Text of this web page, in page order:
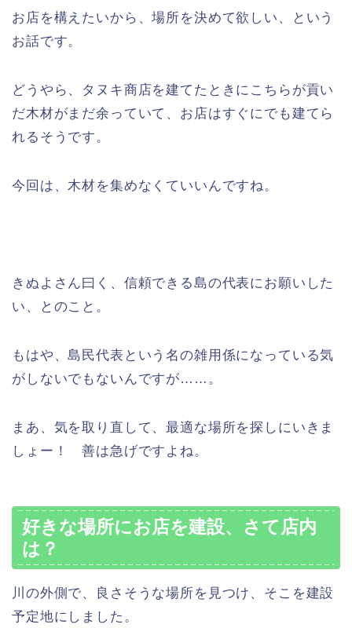
お店を構えたいから、場所を決めて欲しい、という
お話です。
どうやら、タヌキ商店を建てたときにこちらが貢い
だ木材がまだ余っていて、お店はすぐにでも建てら
れるそうです。
今回は、木材を集めなくていいんですね。
きぬよさん曰く、信頼できる島の代表にお願いした
い、とのこと。
もはや、島民代表という名の雑用係になっている気
がしないでもないんですが……。
まあ、気を取り直して、最適な場所を探しにいきま
しょー！ 善は急げですよね。
好きな場所にお店を建設、さて店内
は？
川の外側で、良さそうな場所を見つけ、そこを建設
予定地にしました。